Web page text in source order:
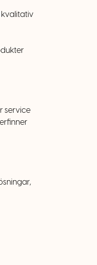
kvalitativ
service